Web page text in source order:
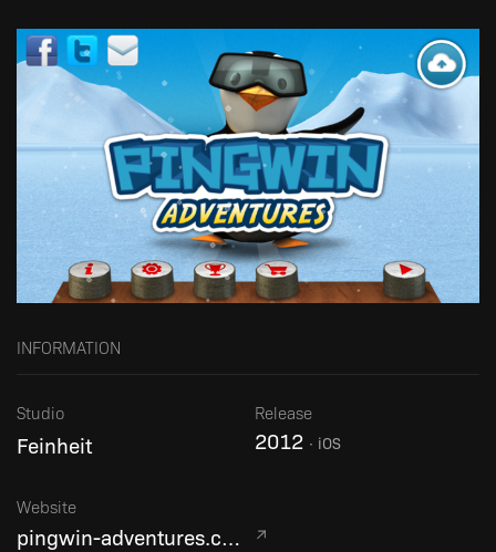
INFORMATION
Studio
Feinheit
Release
2012 · iOS
Website
pingwin-adventures.com